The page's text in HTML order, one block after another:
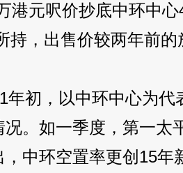
港元呎价抄底中环中
持，出售价较两年前
年初，以中环中心为
况。如一季度，第一太
中环空置率更创15年